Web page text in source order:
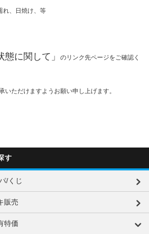
れ、日焼け、等
態に関して 」
のリンク先ページをご確認く
ただけますようお願い申し上げます。
す
/くじ
販売
特価